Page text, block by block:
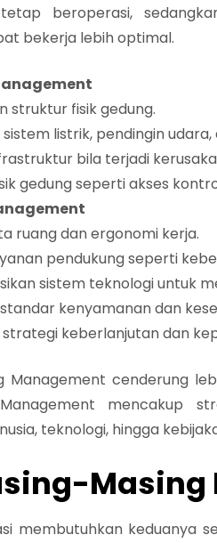
beroperasi,
bekerja lebih optimal.
struktur fisik gedung.
listrik, pendingin udara,
bila terjadi
gedung seperti akses
ruang dan ergonomi kerja.
pendukung seperti
sistem teknologi untuk
kenyamanan dan
keberlanjutan dan
Management cenderung
mencakup
teknologi, hingga
Masing
membutuhkan keduanya